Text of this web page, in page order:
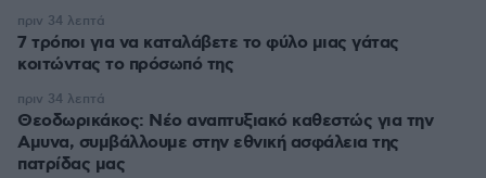
7 τρόποι για να καταλάβετε το φύλο μιας γάτας
κοιτώντας το πρόσωπό της
πριν 34 λεπτά
Θεοδωρικάκος: Νέο αναπτυξιακό καθεστώς για την
Αμυνα, συμβάλλουμε στην εθνική ασφάλεια της
πατρίδας μας
πριν 34 λεπτά